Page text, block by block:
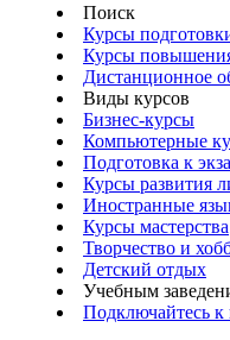
Поиск
Курсы
Курсы
Дистанционное
Виды курсов
Бизнес-курсы
Компьютерные
Подготовка к
Курсы развития
Иностранные
Курсы мастерства
Творчество и
Детский отдых
Учебным
Подключайтесь к